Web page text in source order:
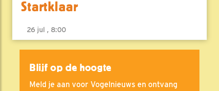
Startklaar
26 jul , 8:00
Blijf op de hoogte
Meld je aan voor Vogelnieuws en ontvang